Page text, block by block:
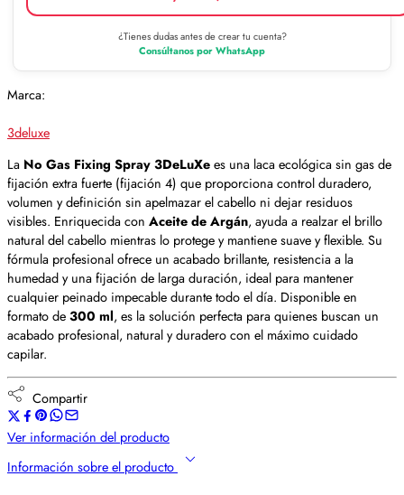
¿Tienes dudas antes de crear tu cuenta?
Consúltanos por WhatsApp
Marca:
3deluxe
La No Gas Fixing Spray 3DeLuXees una laca ecológica sin gas de
fijación extra fuerte (fijación 4) que proporciona control duradero,
volumen y definición sin apelmazar el cabello ni dejar residuos
visibles. Enriquecida con Aceite de Argán, ayuda a realzar el brillo
natural del cabello mientras lo protege y mantiene suave y flexible. Su
fórmula profesional ofrece un acabado brillante, resistencia a la
humedad y una fijación de larga duración, ideal para mantener
cualquier peinado impecable durante todo el día. Disponible en
formato de300 ml, es la solución perfecta para quienes buscan un
acabado profesional, natural y duradero con el máximo cuidado
capilar.
Compartir
Ver información del producto
Información sobre el producto